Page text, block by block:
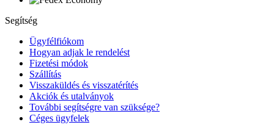
Segítség
Ügyfélfiókom
Hogyan adjak le rendelést
Fizetési módok
Szállítás
Visszaküldés és visszatérítés
Akciók és utalványok
További segítségre van szüksége?
Céges ügyfelek